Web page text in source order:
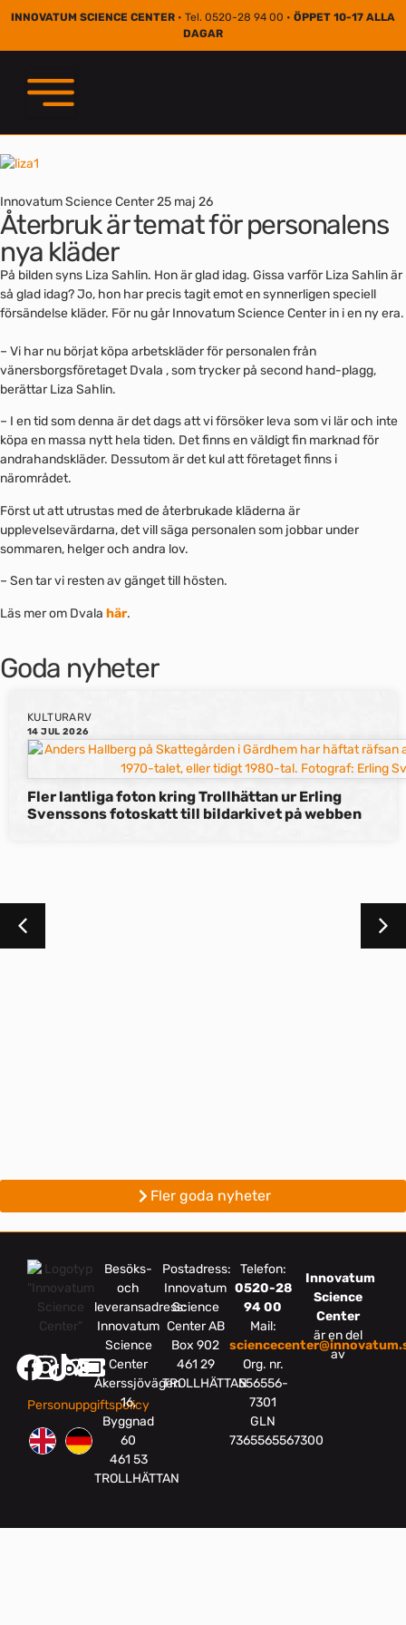
INNOVATUM SCIENCE CENTER • Tel. 0520-28 94 00 • ÖPPET 10-17 ALLA
DAGAR
Innovatum Science Center25 maj 26
Återbruk är temat för personalens
nya kläder
På bilden syns Liza Sahlin. Hon är glad idag. Gissa varför Liza Sahlin är
så glad idag? Jo, hon har precis tagit emot en synnerligen speciell
försändelse kläder. För nu går Innovatum Science Center in i en ny era.
– Vi har nu börjat köpa arbetskläder för personalen från
vänersborgsföretaget Dvala , som trycker på second hand-plagg,
berättar Liza Sahlin.
– I en tid som denna är det dags att vi försöker leva som vi lär och inte
köpa en massa nytt hela tiden. Det finns en väldigt fin marknad för
andrahandskläder. Dessutom är det kul att företaget finns i
närområdet.
Först ut att utrustas med de återbrukade kläderna är
upplevelsevärdarna, det vill säga personalen som jobbar under
sommaren, helger och andra lov.
– Sen tar vi resten av gänget till hösten.
Läs mer om Dvala här.
Goda nyheter
KULTURARV
14 JUL 2026
Fler lantliga foton kring Trollhättan ur Erling
Svenssons fotoskatt till bildarkivet på webben
Fler goda nyheter
Personuppgiftspolicy
Besöks-
och
leveransadress:
Innovatum
Science
Center
Åkerssjövägen
16,
Byggnad
60
461 53
TROLLHÄTTAN
Postadress:
Innovatum
Science
Center AB
Box 902
461 29
TROLLHÄTTAN
Telefon:
0520-28
94 00
Mail:
Org. nr.
556556-
7301
GLN
7365565567300
Innovatum
Science
Center
är en del
av